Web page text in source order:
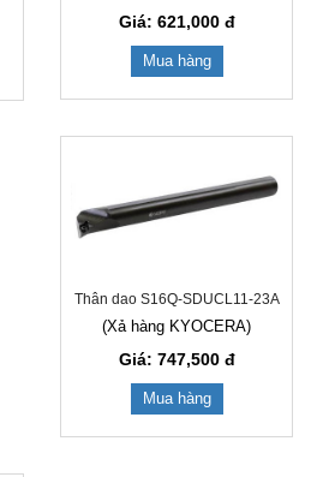
Giá: 621,000đ
Mua hàng
Thân dao S16Q-SDUCL11-23A
(Xả hàng KYOCERA)
Giá: 747,500đ
Mua hàng